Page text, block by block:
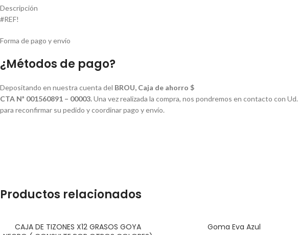
Descripción
#REF!
Forma de pago y envío
¿Métodos de pago?
Depositando en nuestra cuenta del BROU, Caja de ahorro $
CTA Nª 001560891 – 00003.Una vez realizada la compra, nos pondremos en contacto con Ud.
para reconfirmar su pedido y coordinar pago y envío.
Productos relacionados
CAJA DE TIZONES X12 GRASOS GOYA
Goma Eva Azul